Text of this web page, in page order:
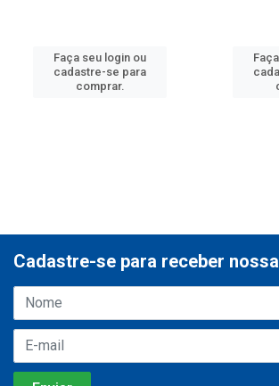
Faça seu login ou
cadastre-se para
comprar.
Cadastre-se para receber